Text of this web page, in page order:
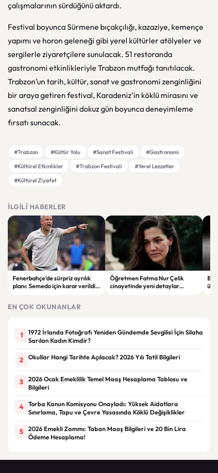
çalışmalarının sürdüğünü aktardı.
Festival boyunca Sürmene bıçakçılığı, kazaziye, kemençe
yapımı ve horon geleneği gibi yerel kültürler atölyeler ve
sergilerle ziyaretçilere sunulacak. 51 restoranda
gastronomi etkinlikleriyle Trabzon mutfağı tanıtılacak.
Trabzon’un tarih, kültür, sanat ve gastronomi zenginliğini
bir araya getiren festival, Karadeniz’in köklü mirasını ve
sanatsal zenginliğini dokuz gün boyunca deneyimleme
fırsatı sunacak.
#Trabzon #Kültür Yolu #Sanat Festivali
#Gastronomi
#Kültürel Etkinlikler
#Trabzon Festivali
#Yerel Lezzetler
#Kültürel Ziyafet
İLGILI HABERLER
Fenerbahçe’de sürpriz ayrılık
planı: Semedo için karar verildi
Öğretmen Fatma Nur Çelik
cinayetinde yeni detaylar
EN ÇOK OKUNANLAR
1
1972 İrlanda Fotoğrafı Yeniden Gündemde Sevgilisi İçin Silaha
Sarılan Kadın Kimdir?
2 Okullar Hangi Tarihte Açılacak? 2026 Yılı Tatil Bilgileri
3
2026 Ocak Emeklilik Temel Maaş Hesaplama Tablosu ve
Bilgileri
4
Torba Kanun Komisyonu Onayladı: Yüksek Aidatlara
Sınırlama, Tapu ve Çevre Yasasında Köklü Değişiklikler
5
2026 Emekli Zammı: Taban Maaş Bilgileri ve 20 Bin Lira
Ödeme Hesaplama!